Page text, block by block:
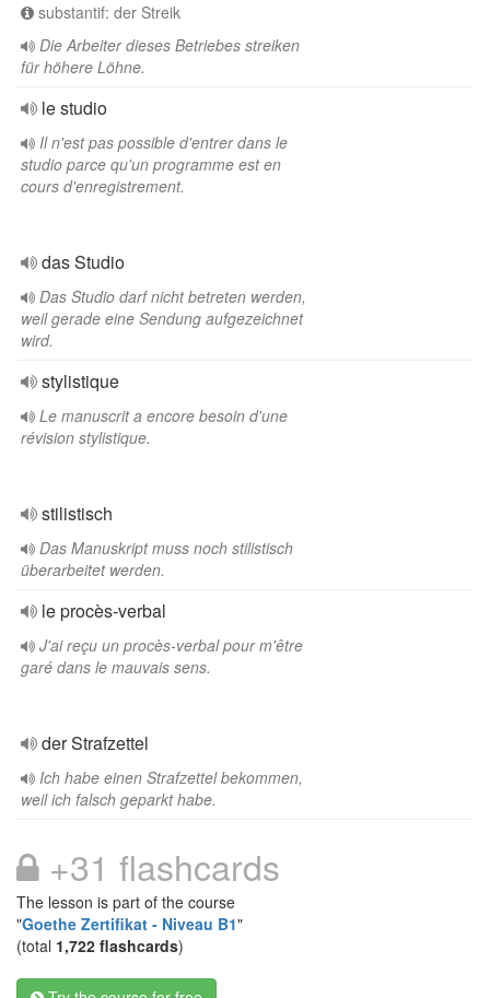
substantif: der Streik
Die Arbeiter dieses Betriebes streiken
für höhere Löhne.
le studio
Il n'est pas possible d'entrer dans le
studio parce qu'un programme est en
cours d'enregistrement.
das Studio
Das Studio darf nicht betreten werden,
weil gerade eine Sendung aufgezeichnet
wird.
stylistique
Le manuscrit a encore besoin d'une
révision stylistique.
stilistisch
Das Manuskript muss noch stilistisch
überarbeitet werden.
le procès-verbal
J'ai reçu un procès-verbal pour m'être
garé dans le mauvais sens.
der Strafzettel
Ich habe einen Strafzettel bekommen,
weil ich falsch geparkt habe.
+31 flashcards
The lesson is part of the course
"Goethe Zertifikat - Niveau B1"
(total 1,722 flashcards)